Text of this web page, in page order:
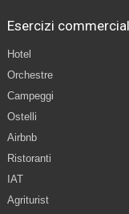
Esercizi
Hotel
Orchestre
Campeggi
Ostelli
Airbnb
Ristoranti
IAT
Agriturist